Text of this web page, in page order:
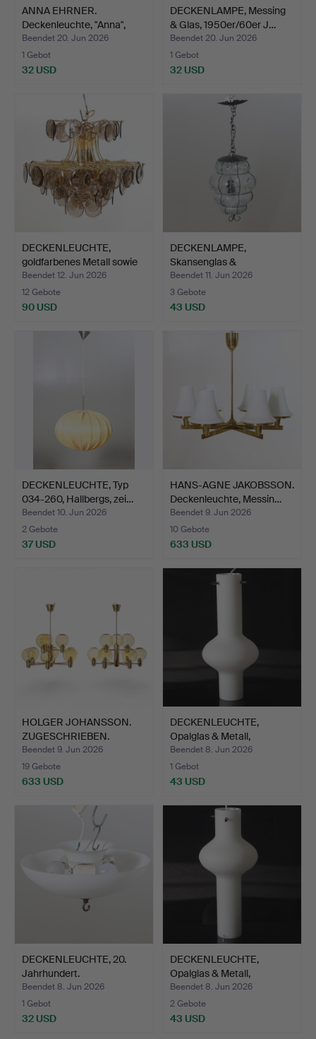
ANNA EHRNER.
Deckenleuchte, "Anna",
Ateljé…
Beendet 20. Jun 2026
1 Gebot
32 USD
DECKENLAMPE, Messing
& Glas, 1950er/60er J…
Beendet 20. Jun 2026
1 Gebot
32 USD
DECKENLEUCHTE,
goldfarbenes Metall sowie
G…
Beendet 12. Jun 2026
12 Gebote
90 USD
DECKENLAMPE,
Skansenglas &
Schmiedeeisen, …
Beendet 11. Jun 2026
3 Gebote
43 USD
DECKENLEUCHTE, Typ
034-260, Hallbergs, zei…
Beendet 10. Jun 2026
2 Gebote
37 USD
HANS-AGNE JAKOBSSON.
Deckenleuchte, Messin…
Beendet 9. Jun 2026
10 Gebote
633 USD
HOLGER JOHANSSON.
ZUGESCHRIEBEN.
Deckenleu…
Beendet 9. Jun 2026
19 Gebote
633 USD
DECKENLEUCHTE,
Opalglas & Metall,
Belysnin…
Beendet 8. Jun 2026
1 Gebot
43 USD
DECKENLEUCHTE, 20.
Jahrhundert.
Beendet 8. Jun 2026
1 Gebot
32 USD
DECKENLEUCHTE,
Opalglas & Metall,
Belysnin…
Beendet 8. Jun 2026
2 Gebote
43 USD